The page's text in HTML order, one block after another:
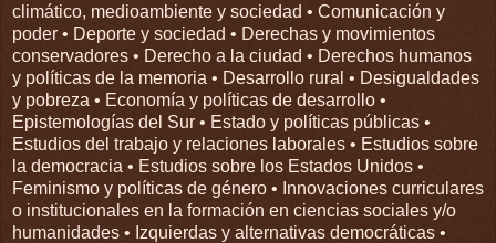
climático, medioambiente y sociedad • Comunicación y
poder • Deporte y sociedad • Derechas y movimientos
conservadores • Derecho a la ciudad • Derechos humanos
y políticas de la memoria • Desarrollo rural • Desigualdades
y pobreza • Economía y políticas de desarrollo •
Epistemologías del Sur • Estado y políticas públicas •
Estudios del trabajo y relaciones laborales • Estudios sobre
la democracia • Estudios sobre los Estados Unidos •
Feminismo y políticas de género • Innovaciones curriculares
o institucionales en la formación en ciencias sociales y/o
humanidades • Izquierdas y alternativas democráticas •